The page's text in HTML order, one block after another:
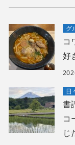
グ
コ
好
日
書
コ
じ